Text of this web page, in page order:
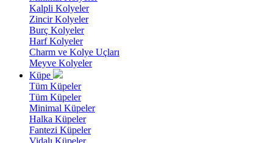
Kalpli Kolyeler
Zincir Kolyeler
Burç Kolyeler
Harf Kolyeler
Charm ve Kolye Uçları
Meyve Kolyeler
Küpe
Tüm Küpeler
Tüm Küpeler
Minimal Küpeler
Halka Küpeler
Fantezi Küpeler
Vidalı Küpeler